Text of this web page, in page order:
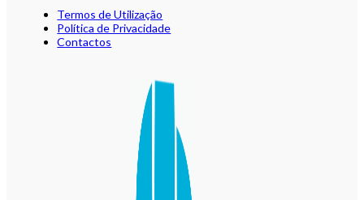
Termos de Utilização
Política de Privacidade
Contactos